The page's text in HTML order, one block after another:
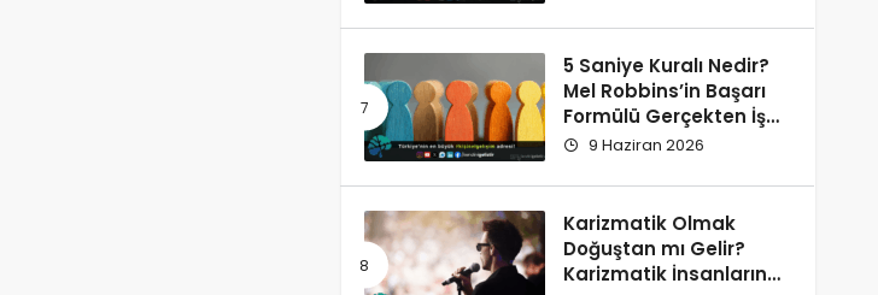
5 Saniye Kuralı Nedir?
Mel Robbins’in Başarı
Formülü Gerçekten İşe
Yarıyor
9 Haziran 2026
Karizmatik Olmak
Doğuştan mı Gelir?
Karizmatik İnsanların